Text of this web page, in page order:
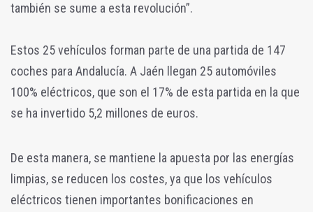
también se sume a esta revolución”.
Estos 25 vehículos forman parte de una partida de 147
coches para Andalucía. A Jaén llegan 25 automóviles
100% eléctricos, que son el 17% de esta partida en la que
se ha invertido 5,2 millones de euros.
De esta manera, se mantiene la apuesta por las energías
limpias, se reducen los costes, ya que los vehículos
eléctricos tienen importantes bonificaciones en